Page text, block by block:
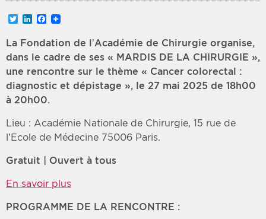
TwitterLinkedInFacebook
La Fondation de l’Académie de Chirurgie organise,
dans le cadre de ses « MARDIS DE LA CHIRURGIE »,
une rencontre sur le thème « Cancer colorectal :
diagnostic et dépistage », le 27 mai 2025 de 18h00
à 20h00.
Lieu : Académie Nationale de Chirurgie, 15 rue de
l’Ecole de Médecine 75006 Paris.
Gratuit | Ouvert à tous
En savoir plus
PROGRAMME DE LA RENCONTRE :